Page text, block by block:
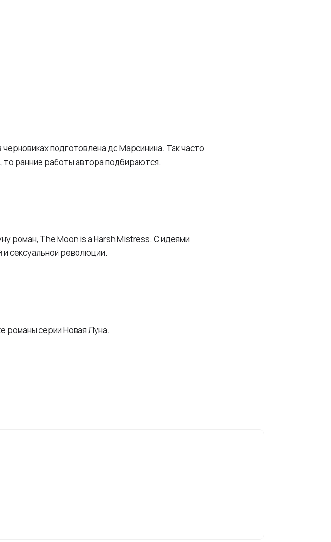
подготовлена до Марсинина. Так часто
ранние работы автора подбираются.
роман, The Moon is a Harsh Mistress. С идеями
сексуальной революции.
романы серии Новая Луна.